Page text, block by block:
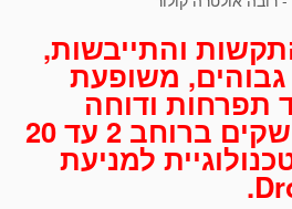
והתייבשות,
גבוהים, משופעת
תפרחות ודוחה
מים, למילוי מישקים ברוחב 2 עד 20
למניעת